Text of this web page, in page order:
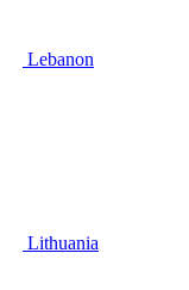
Lebanon
Lithuania